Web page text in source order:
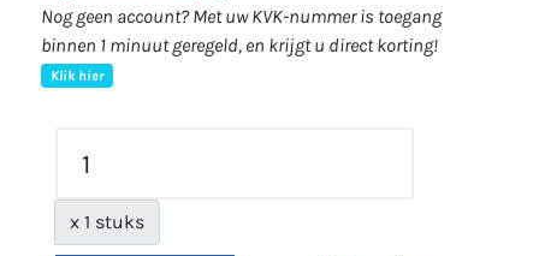
Nog geen account? Met uw KVK-nummer is toegang
binnen 1 minuut geregeld, en krijgt u direct korting!
Klik hier
x 1 stuks